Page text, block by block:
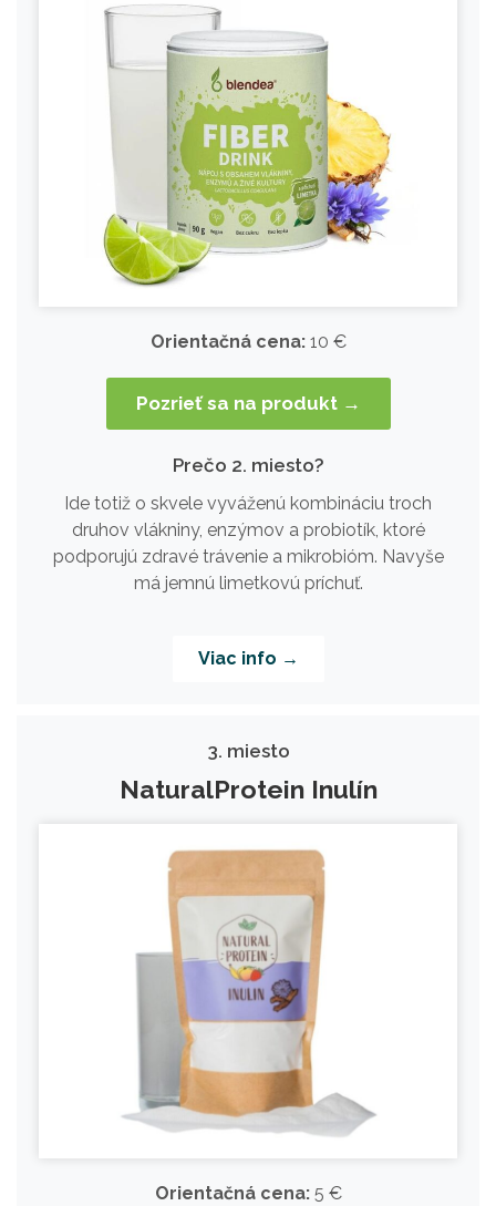
Orientačná cena:10 €
Pozrieť sa na produkt →
Prečo 2. miesto?
Ide totiž o skvele vyváženú kombináciu troch
druhov vlákniny, enzýmov a probiotík, ktoré
podporujú zdravé trávenie a mikrobióm. Navyše
má jemnú limetkovú príchuť.
Viac info →
3. miesto
NaturalProtein Inulín
Orientačná cena:5 €